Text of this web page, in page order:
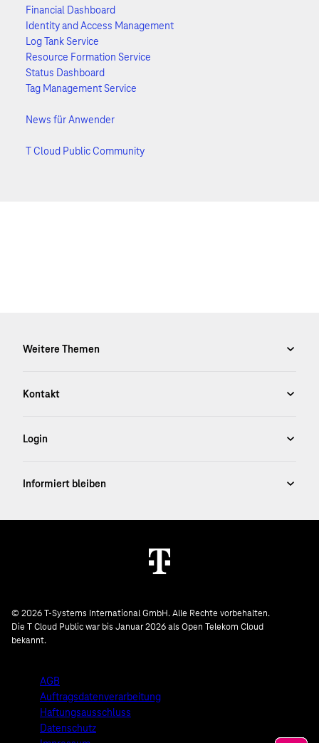
Financial Dashboard
Identity and Access Management
Log Tank Service
Resource Formation Service
Status Dashboard
Tag Management Service
News für Anwender
T Cloud Public Community
© 2026 T-Systems International GmbH. Alle Rechte vorbehalten.
Die T Cloud Public war bis Januar 2026 als Open Telekom Cloud
bekannt.
AGB
Auftragsdatenverarbeitung
Haftungsausschluss
Datenschutz